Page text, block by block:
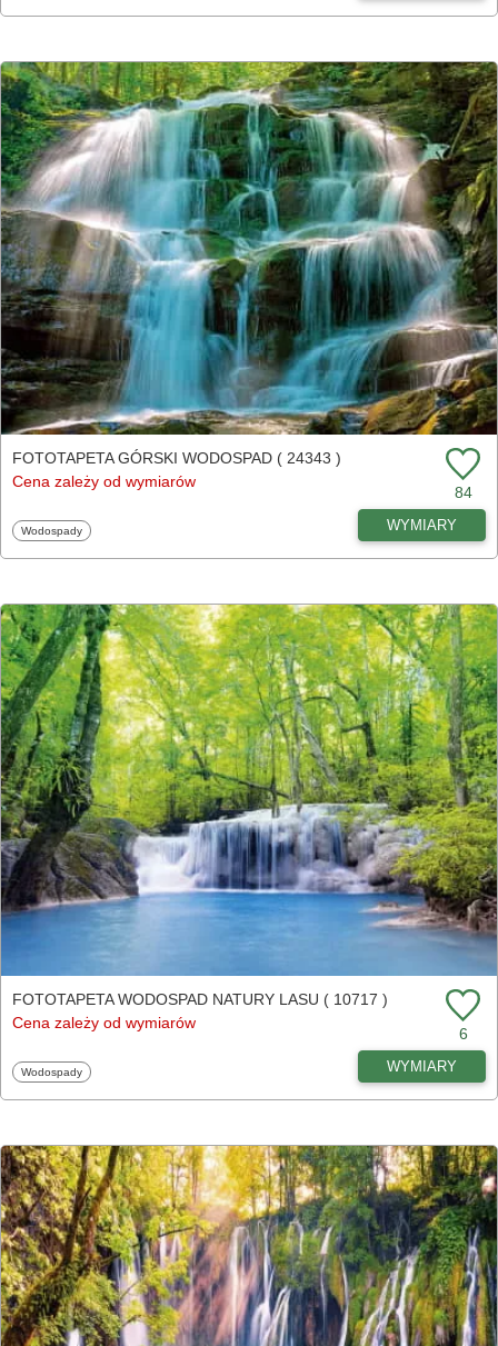
FOTOTAPETA GÓRSKI WODOSPAD ( 24343 )
Cena zależy od wymiarów
84
Fototapety
Wodospady WYMIARY
FOTOTAPETA WODOSPAD NATURY LASU ( 10717 )
Cena zależy od wymiarów
6
Fototapety
Wodospady WYMIARY